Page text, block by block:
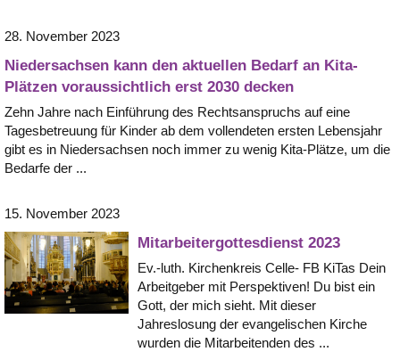
28. November 2023
Niedersachsen kann den aktuellen Bedarf an Kita-
Plätzen voraussichtlich erst 2030 decken
Zehn Jahre nach Einführung des Rechtsanspruchs auf eine
Tagesbetreuung für Kinder ab dem vollendeten ersten Lebensjahr
gibt es in Niedersachsen noch immer zu wenig Kita-Plätze, um die
Bedarfe der ...
15. November 2023
Mitarbeitergottesdienst 2023
Ev.-luth. Kirchenkreis Celle- FB KiTas Dein
Arbeitgeber mit Perspektiven! Du bist ein
Gott, der mich sieht. Mit dieser
Jahreslosung der evangelischen Kirche
wurden die Mitarbeitenden des ...